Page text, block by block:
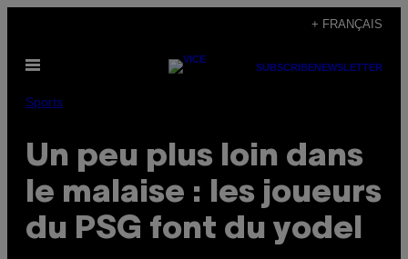
content
+ FRANÇAIS
Open
SUBSCRIBENEWSLETTER
Sports
Un peu plus loin dans
le malaise : les joueurs
du PSG font du yodel